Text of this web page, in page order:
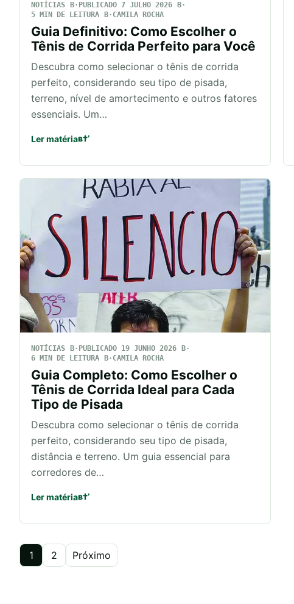
NOTÍCIAS
PUBLICADO 7 JULHO 2026
5 MIN DE LEITURA
CAMILA ROCHA
Guia Definitivo: Como Escolher o
Tênis de Corrida Perfeito para Você
Descubra como selecionar o tênis de corrida
perfeito, considerando seu tipo de pisada,
terreno, nível de amortecimento e outros fatores
essenciais. Um…
Ler matéria
NOTÍCIAS
PUBLICADO 19 JUNHO 2026
6 MIN DE LEITURA
CAMILA ROCHA
Guia Completo: Como Escolher o
Tênis de Corrida Ideal para Cada
Tipo de Pisada
Descubra como selecionar o tênis de corrida
perfeito, considerando seu tipo de pisada,
distância e terreno. Um guia essencial para
corredores de…
Ler matéria
Paginação
1 2 Próximo